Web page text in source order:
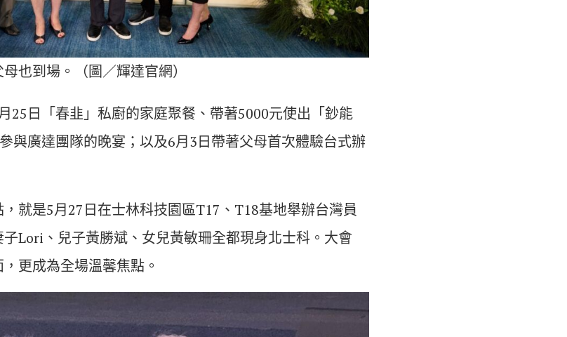
也到場。（圖／輝達官網）
25日「春韭」私廚的家庭聚餐、帶著5000元使出「鈔能
與廣達團隊的晚宴；以及6月3日帶著父母首次體驗台式辦
就是5月27日在士林科技園區T17、T18基地舉辦台灣員
Lori、兒子黃勝斌、女兒黃敏珊全都現身北士科。大會
更成為全場溫馨焦點。